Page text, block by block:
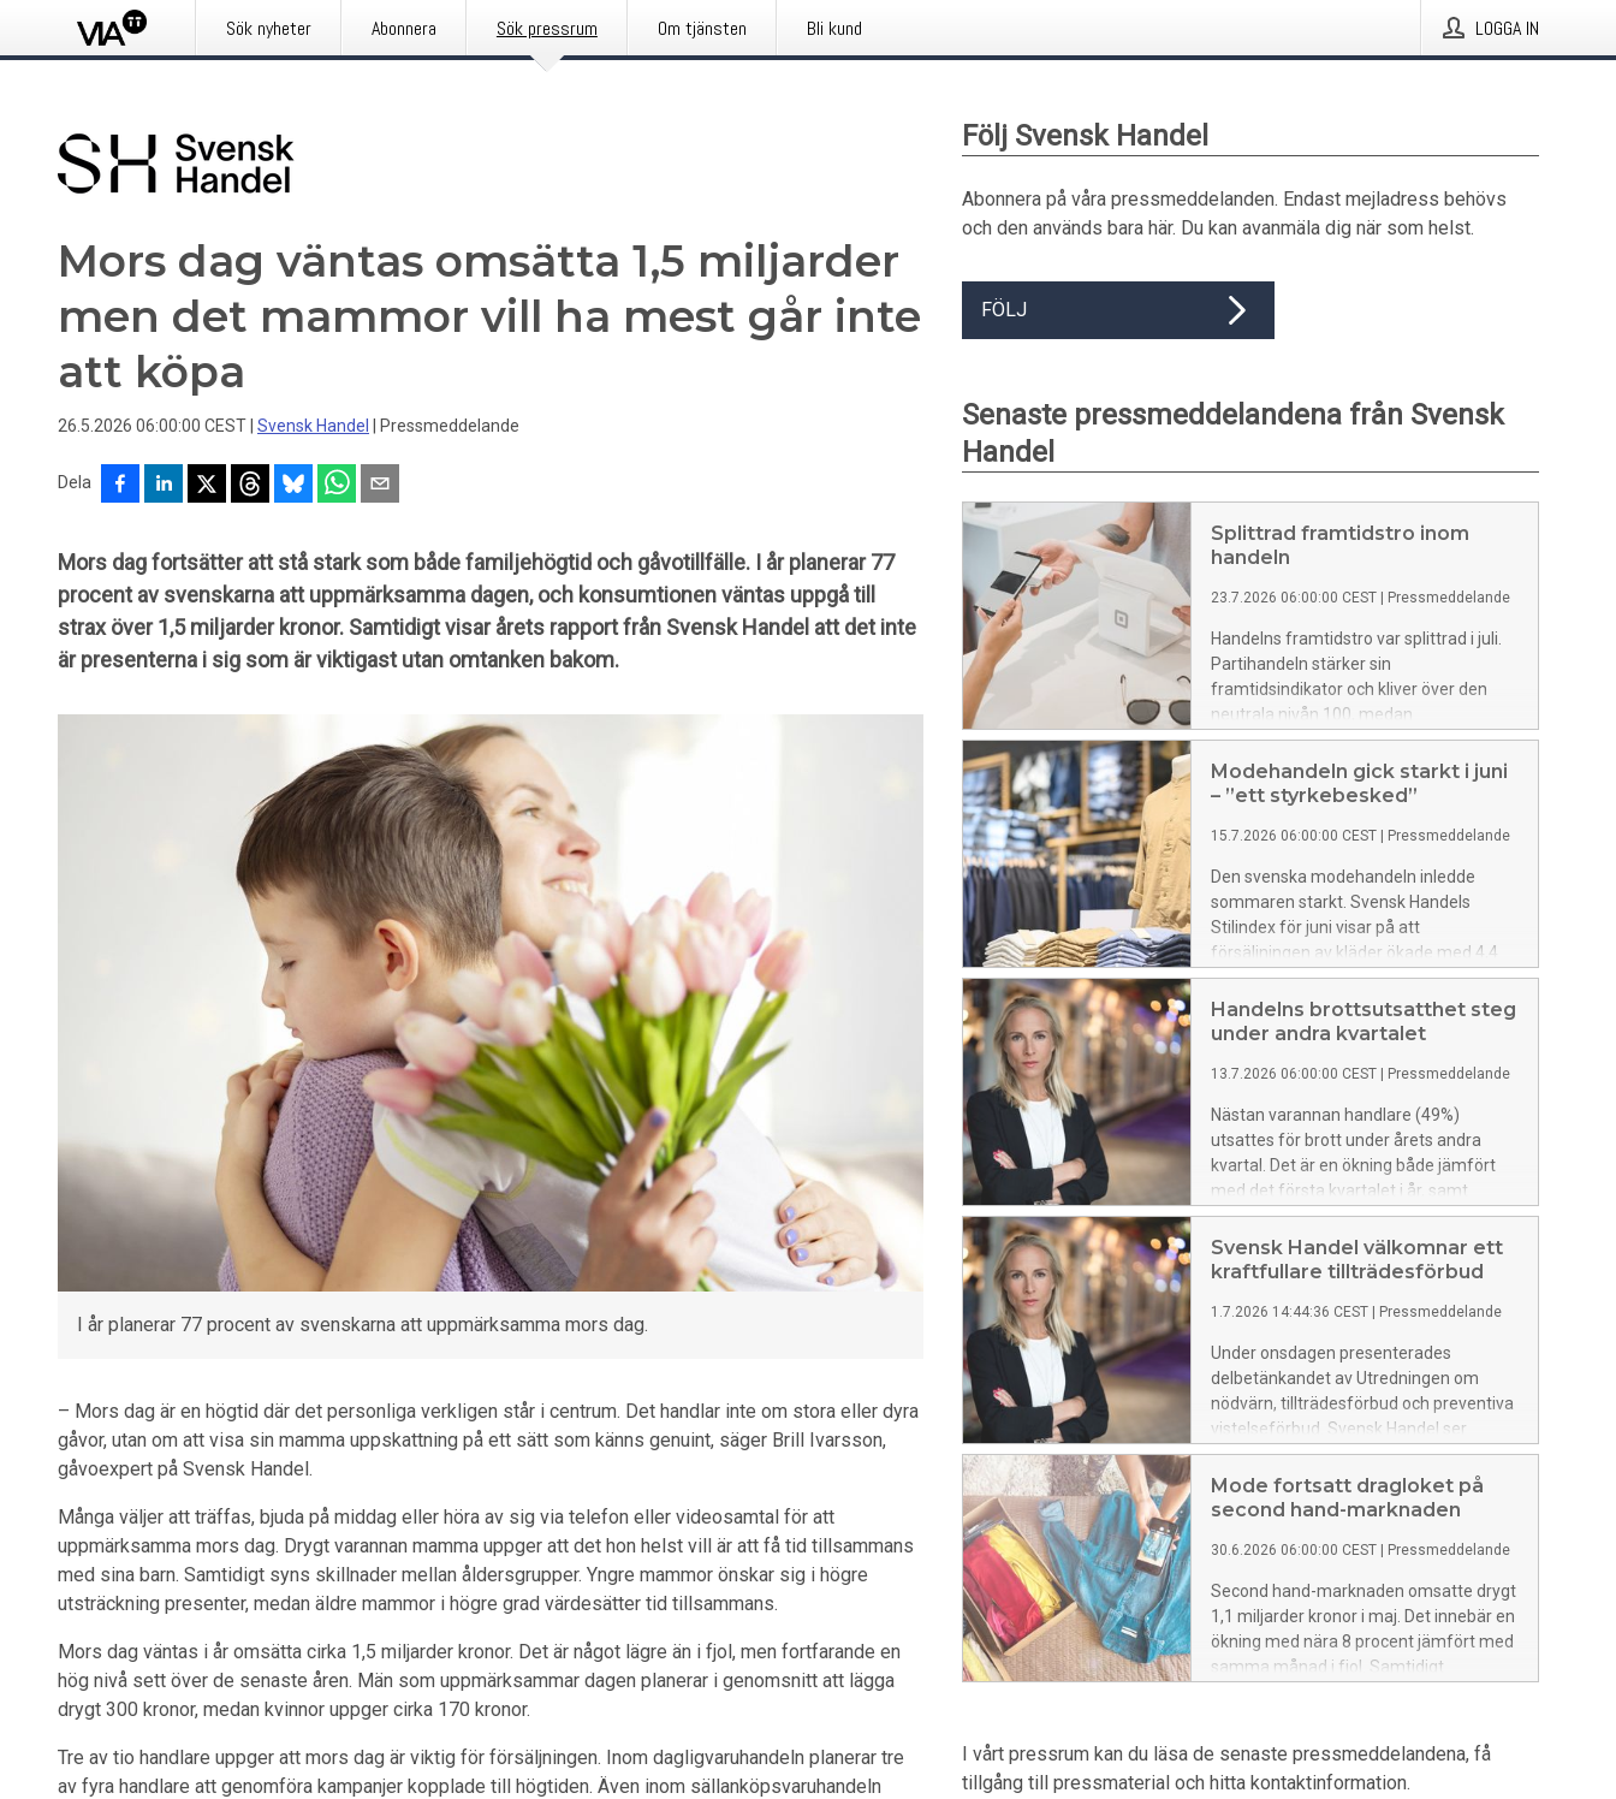
Sök nyheter Abonnera Sök pressrum Om tjänsten Bli kund LOGGA IN
Mors dag väntas omsätta 1,5 miljarder
men det mammor vill ha mest går inte
att köpa
26.5.2026 06:00:00 CEST Svensk Handel Pressmeddelande
Dela
Mors dag fortsätter att stå stark som både familjehögtid och gåvotillfälle. I år planerar 77
procent av svenskarna att uppmärksamma dagen, och konsumtionen väntas uppgå till
strax över 1,5 miljarder kronor. Samtidigt visar årets rapport från Svensk Handel att det inte
är presenterna i sig som är viktigast utan omtanken bakom.
I år planerar 77 procent av svenskarna att uppmärksamma mors dag.
– Mors dag är en högtid där det personliga verkligen står i centrum. Det handlar inte om stora eller dyra
gåvor, utan om att visa sin mamma uppskattning på ett sätt som känns genuint, säger Brill Ivarsson,
gåvoexpert på Svensk Handel.
Många väljer att träffas, bjuda på middag eller höra av sig via telefon eller videosamtal för att
uppmärksamma mors dag. Drygt varannan mamma uppger att det hon helst vill är att få tid tillsammans
med sina barn. Samtidigt syns skillnader mellan åldersgrupper. Yngre mammor önskar sig i högre
utsträckning presenter, medan äldre mammor i högre grad värdesätter tid tillsammans.
Mors dag väntas i år omsätta cirka 1,5 miljarder kronor. Det är något lägre än i fjol, men fortfarande en
hög nivå sett över de senaste åren. Män som uppmärksammar dagen planerar i genomsnitt att lägga
drygt 300 kronor, medan kvinnor uppger cirka 170 kronor.
Tre av tio handlare uppger att mors dag är viktig för försäljningen. Inom dagligvaruhandeln planerar tre
av fyra handlare att genomföra kampanjer kopplade till högtiden. Även inom sällanköpsvaruhandeln
Följ Svensk Handel
Abonnera på våra pressmeddelanden. Endast mejladress behövs
och den används bara här. Du kan avanmäla dig när som helst.
FÖLJ
Senaste pressmeddelandena från Svensk
Handel
Splittrad framtidstro inom
handeln
23.7.2026 06:00:00 CEST Pressmeddelande
Handelns framtidstro var splittrad i juli.
Partihandeln stärker sin
framtidsindikator och kliver över den
neutrala nivån 100, medan
dagligvaruhandeln backar något från en
hög nivå. Samtidigt kvarstår den
dämpade framtidstron inom
Modehandeln gick starkt i juni
– ”ett styrkebesked”
15.7.2026 06:00:00 CEST Pressmeddelande
Den svenska modehandeln inledde
sommaren starkt. Svensk Handels
Stilindex för juni visar på att
försäljningen av kläder ökade med 4,4
procent samtidigt som skoförsäljningen
ökade med 4,6 procent. Efter en stark
inledning hoppas nu modehandeln på en
Handelns brottsutsatthet steg
under andra kvartalet
13.7.2026 06:00:00 CEST Pressmeddelande
Nästan varannan handlare (49%)
utsattes för brott under årets andra
kvartal. Det är en ökning både jämfört
med det första kvartalet i år, samt
motsvarande kvartal 2025. Resultaten
är tydliga. Svensk Handels
Trygghetsbarometer visar på att
oroväckande hög.
Svensk Handel välkomnar ett
kraftfullare tillträdesförbud
1.7.2026 14:44:36 CEST Pressmeddelande
Under onsdagen presenterades
delbetänkandet av Utredningen om
nödvärn, tillträdesförbud och preventiva
vistelseförbud. Svensk Handel ser
många av förslagen som viktiga nycklar i
att göra tillträdesförbudet kraftfullare
och på så vis motverka brott inom
Mode fortsatt dragloket på
second hand-marknaden
30.6.2026 06:00:00 CEST Pressmeddelande
Second hand-marknaden omsatte drygt
1,1 miljarder kronor i maj. Det innebär en
ökning med nära 8 procent jämfört med
samma månad i fjol. Samtidigt
I vårt pressrum kan du läsa de senaste pressmeddelandena, få
tillgång till pressmaterial och hitta kontaktinformation.